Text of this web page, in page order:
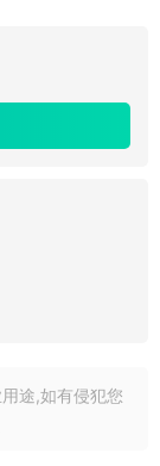
途,如有侵犯您